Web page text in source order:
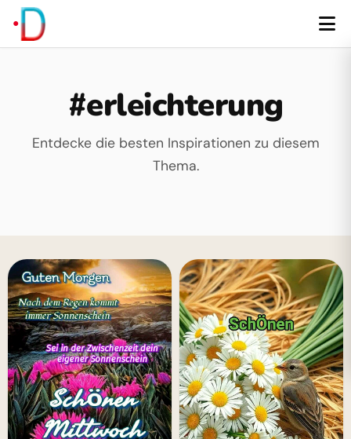
#erleichterung
Entdecke die besten Inspirationen zu diesem
Thema.